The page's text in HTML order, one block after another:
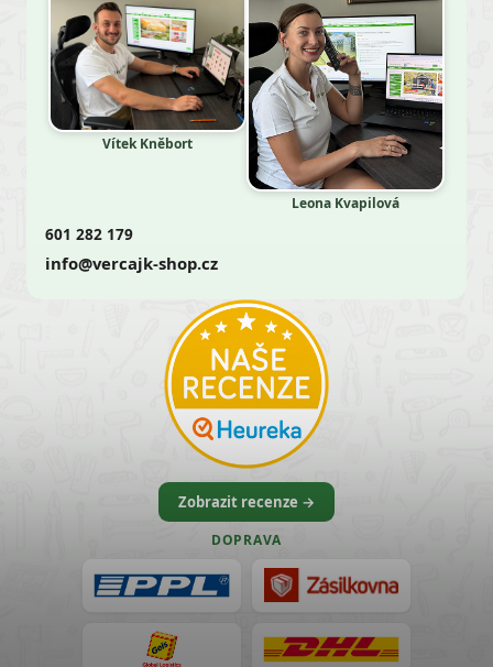
Vítek Kněbort
Leona Kvapilová
601 282 179
info@vercajk-shop.cz
Zobrazit recenze →
DOPRAVA